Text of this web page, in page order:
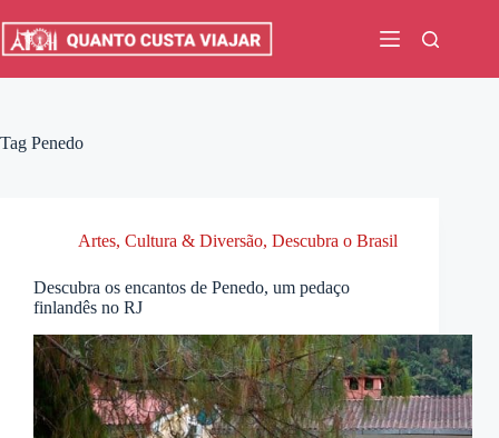
para
Tag Penedo
Artes, Cultura & Diversão, Descubra o Brasil
Descubra os encantos de Penedo, um pedaço
finlandês no RJ